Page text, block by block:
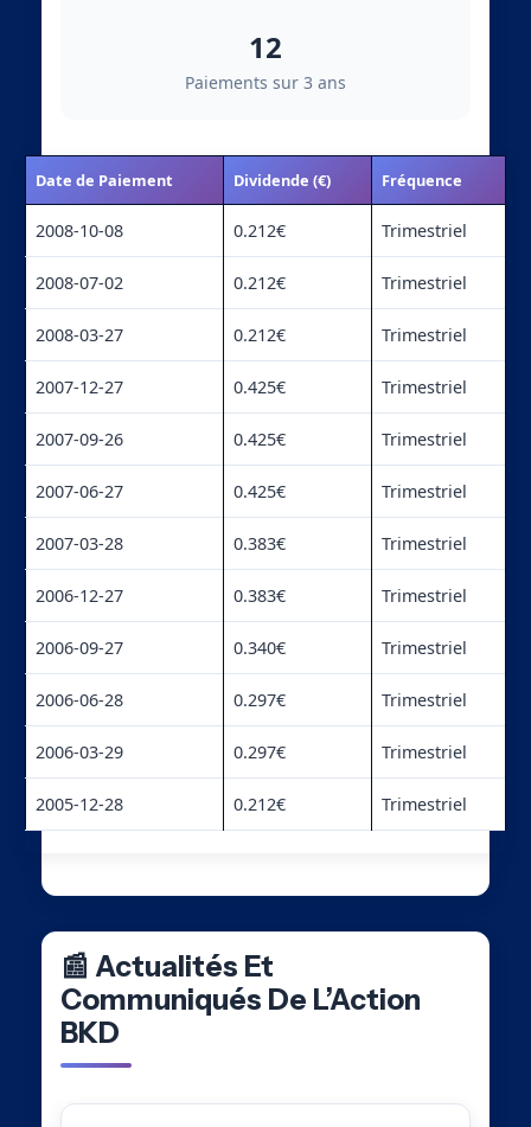
12
Paiements sur 3 ans
Date de Paiement Dividende (€) Fréquence
2008-10-08 0.212€ Trimestriel
2008-07-02 0.212€ Trimestriel
2008-03-27 0.212€ Trimestriel
2007-12-27 0.425€ Trimestriel
2007-09-26 0.425€ Trimestriel
2007-06-27 0.425€ Trimestriel
2007-03-28 0.383€ Trimestriel
2006-12-27 0.383€ Trimestriel
2006-09-27 0.340€ Trimestriel
2006-06-28 0.297€ Trimestriel
2006-03-29 0.297€ Trimestriel
2005-12-28 0.212€ Trimestriel
📰 Actualités Et
Communiqués De L’Action
BKD